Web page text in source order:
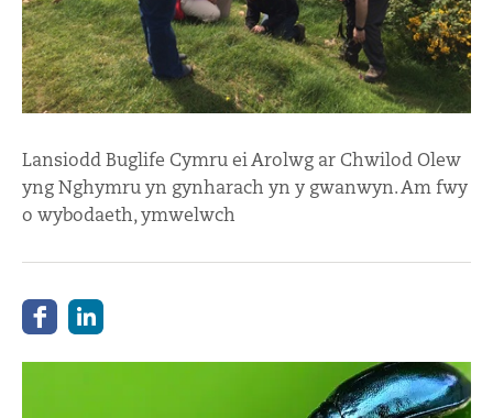
Lansiodd Buglife Cymru ei Arolwg ar Chwilod Olew
yng Nghymru yn gynharach yn y gwanwyn. Am fwy
o wybodaeth, ymwelwch